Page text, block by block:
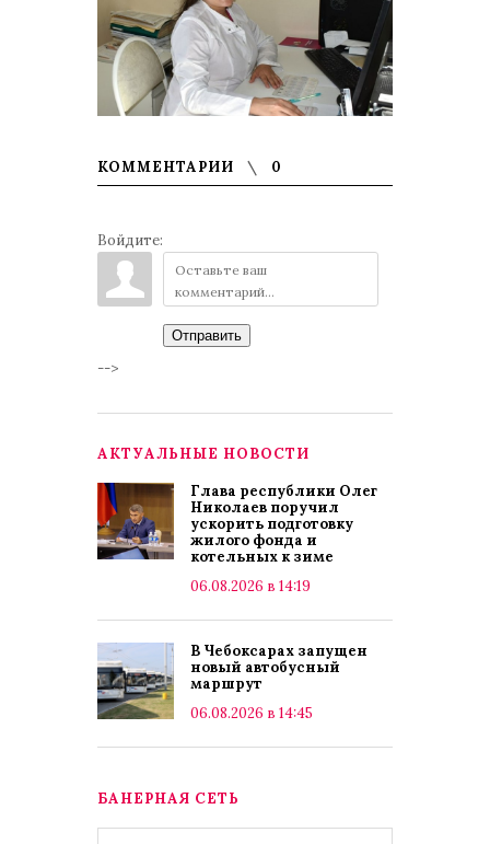
КОММЕНТАРИИ 0
Войдите:
Отправить
-->
АКТУАЛЬНЫЕ НОВОСТИ
Глава республики Олег
Николаев поручил
ускорить подготовку
жилого фонда и
котельных к зиме
06.08.2026 в 14:19
В Чебоксарах запущен
новый автобусный
маршрут
06.08.2026 в 14:45
БАНЕРНАЯ СЕТЬ